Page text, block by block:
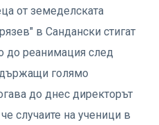
от земеделската
в Сандански стигат
реанимация след
голямо
до днес директорът
случаите на ученици в